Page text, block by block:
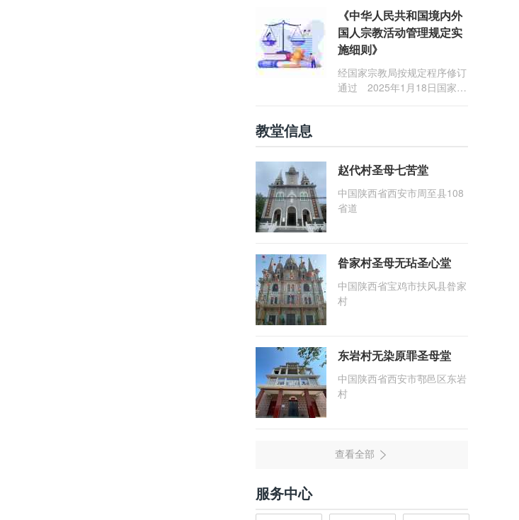
《中华人民共和国境内外
国人宗教活动管理规定实
施细则》
经国家宗教局按规定程序修订
通过 2025年1月18日国家宗
教堂信息
赵代村圣母七苦堂
中国陕西省西安市周至县108
省道
昝家村圣母无玷圣心堂
中国陕西省宝鸡市扶风县昝家
村
东岩村无染原罪圣母堂
中国陕西省西安市鄠邑区东岩
村
服务中心